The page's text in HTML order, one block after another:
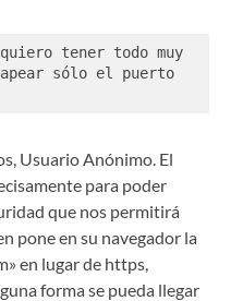
tener todo muy
sólo el puerto
Usuario Anónimo. El
para poder
que nos permitirá
pone en su navegador la
en lugar de https,
forma se pueda llegar